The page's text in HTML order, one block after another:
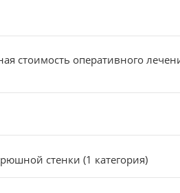
стоимость оперативного
стенки (1 категория)